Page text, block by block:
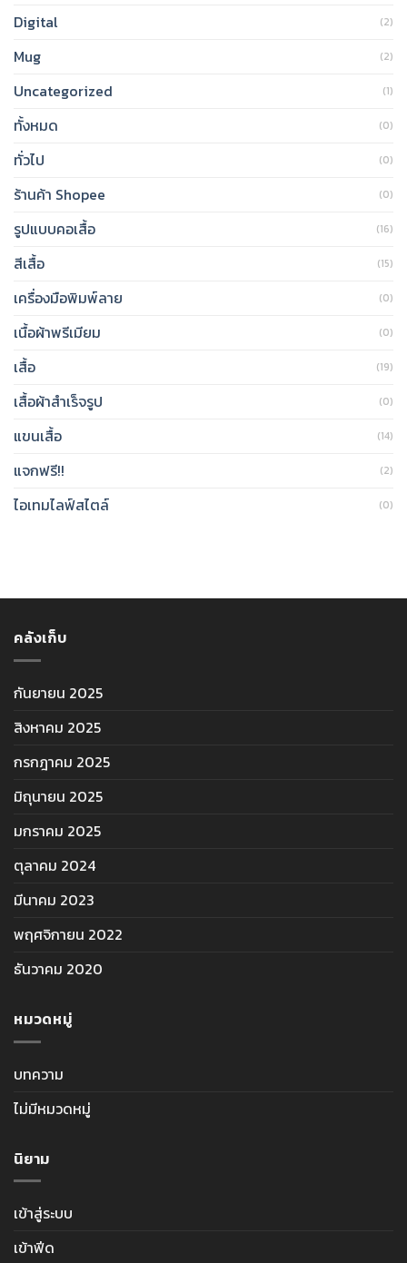
Digital (2)
Mug (2)
Uncategorized (1)
ทั้งหมด (0)
ทั่วไป (0)
ร้านค้า Shopee (0)
รูปแบบคอเสื้อ (16)
สีเสื้อ (15)
เครื่องมือพิมพ์ลาย (0)
เนื้อผ้าพรีเมียม (0)
เสื้อ (19)
เสื้อผ้าสำเร็จรูป (0)
แขนเสื้อ (14)
แจกฟรี!! (2)
ไอเทมไลฟ์สไตล์ (0)
คลังเก็บ
กันยายน 2025
สิงหาคม 2025
กรกฎาคม 2025
มิถุนายน 2025
มกราคม 2025
ตุลาคม 2024
มีนาคม 2023
พฤศจิกายน 2022
ธันวาคม 2020
หมวดหมู่
บทความ
ไม่มีหมวดหมู่
นิยาม
เข้าสู่ระบบ
เข้าฟีด